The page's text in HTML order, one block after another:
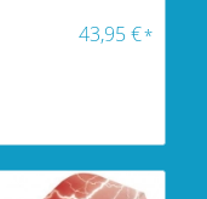
43,95€*